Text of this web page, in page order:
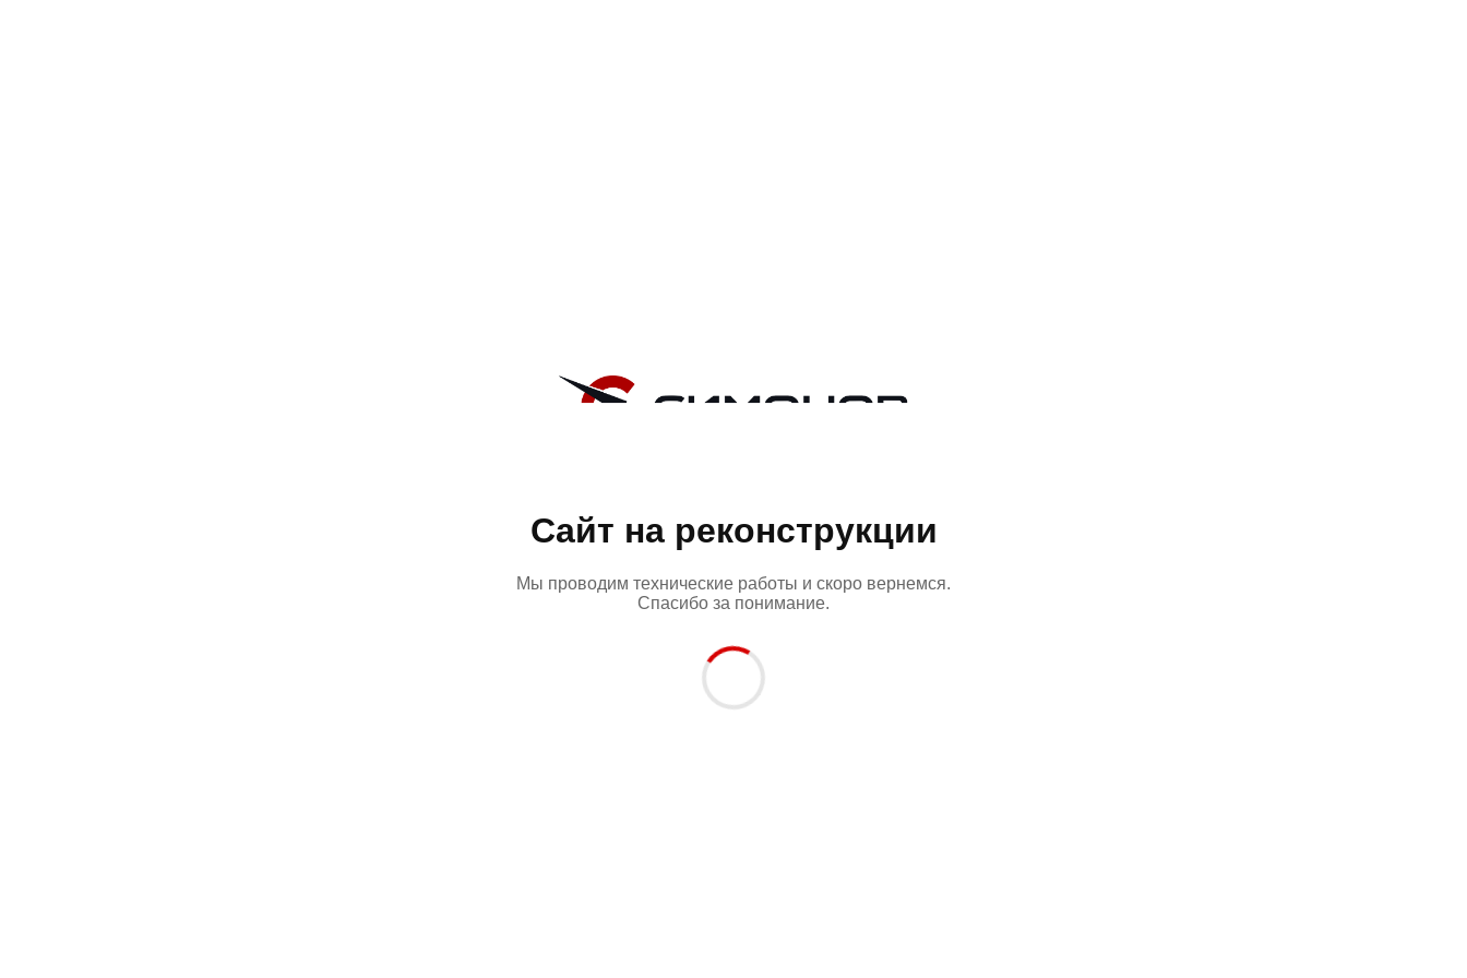
Сайт на реконструкции
Мы проводим технические работы и скоро вернемся.
Спасибо за понимание.